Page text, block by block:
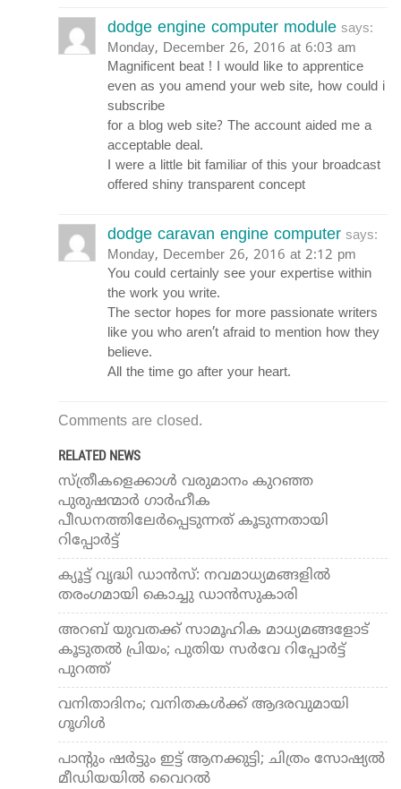
dodge engine computer module says:
Monday, December 26, 2016 at 6:03 am
Magnificent beat ! I would like to apprentice
even as you amend your web site, how could i
subscribe
for a blog web site? The account aided me a
acceptable deal.
I were a little bit familiar of this your broadcast
offered shiny transparent concept
dodge caravan engine computer says:
Monday, December 26, 2016 at 2:12 pm
You could certainly see your expertise within
the work you write.
The sector hopes for more passionate writers
like you who aren’t afraid to mention how they
believe.
All the time go after your heart.
Comments are closed.
RELATED NEWS
സ്ത്രീകളെക്കാള്‍ വരുമാനം കുറഞ്ഞ
പുരുഷന്മാര്‍ ഗാര്‍ഹീക
പീഡനത്തിലേര്‍പ്പെടുന്നത് കൂടുന്നതായി
റിപ്പോര്‍ട്ട്
ക്യൂട്ട് വൃദ്ധി ഡാന്‍സ്: നവമാധ്യമങ്ങളില്‍
തരംഗമായി കൊച്ചു ഡാന്‍സുകാരി
അറബ് യുവതക്ക് സാമൂഹിക മാധ്യമങ്ങളോട്
കൂടുതല്‍ പ്രിയം; പുതിയ സര്‍വേ റിപ്പോര്‍ട്ട്
പുറത്ത്
വനിതാദിനം; വനിതകള്‍ക്ക് ആദരവുമായി
ഗൂഗിള്‍
പാന്റും ഷര്‍ട്ടും ഇട്ട് ആനക്കുട്ടി; ചിത്രം സോഷ്യല്‍
മീഡിയയില്‍ വൈറല്‍